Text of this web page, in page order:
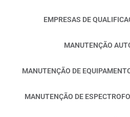
EMPRESAS DE
MANUTENÇÃO
MANUTENÇÃO DE
MANUTENÇÃO DE